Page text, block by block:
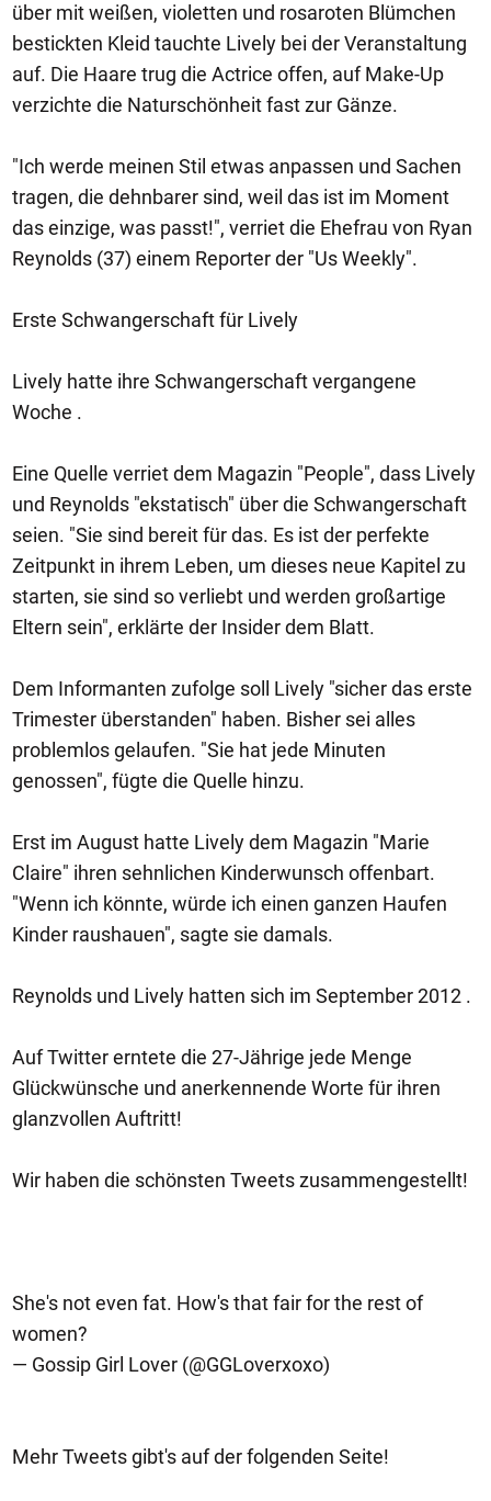
über mit weißen, violetten und rosaroten Blümchen
bestickten Kleid tauchte Lively bei der Veranstaltung
auf. Die Haare trug die Actrice offen, auf Make-Up
verzichte die Naturschönheit fast zur Gänze.
"Ich werde meinen Stil etwas anpassen und Sachen
tragen, die dehnbarer sind, weil das ist im Moment
das einzige, was passt!", verriet die Ehefrau von Ryan
Reynolds (37) einem Reporter der "Us Weekly".
Erste Schwangerschaft für Lively
Lively hatte ihre Schwangerschaft vergangene
Woche .
Eine Quelle verriet dem Magazin "People", dass Lively
und Reynolds "ekstatisch" über die Schwangerschaft
seien. "Sie sind bereit für das. Es ist der perfekte
Zeitpunkt in ihrem Leben, um dieses neue Kapitel zu
starten, sie sind so verliebt und werden großartige
Eltern sein", erklärte der Insider dem Blatt.
Dem Informanten zufolge soll Lively "sicher das erste
Trimester überstanden" haben. Bisher sei alles
problemlos gelaufen. "Sie hat jede Minuten
genossen", fügte die Quelle hinzu.
Erst im August hatte Lively dem Magazin "Marie
Claire" ihren sehnlichen Kinderwunsch offenbart.
"Wenn ich könnte, würde ich einen ganzen Haufen
Kinder raushauen", sagte sie damals.
Reynolds und Lively hatten sich im September 2012 .
Auf Twitter erntete die 27-Jährige jede Menge
Glückwünsche und anerkennende Worte für ihren
glanzvollen Auftritt!
Wir haben die schönsten Tweets zusammengestellt!
She's not even fat. How's that fair for the rest of
women?
— Gossip Girl Lover (@GGLoverxoxo)
Mehr Tweets gibt's auf der folgenden Seite!